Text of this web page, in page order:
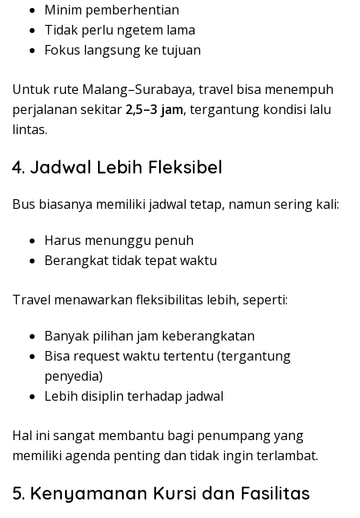
Minim pemberhentian
Tidak perlu ngetem lama
Fokus langsung ke tujuan
Untuk rute Malang–Surabaya, travel bisa menempuh
perjalanan sekitar 2,5–3 jam, tergantung kondisi lalu
lintas.
4. Jadwal Lebih Fleksibel
Bus biasanya memiliki jadwal tetap, namun sering kali:
Harus menunggu penuh
Berangkat tidak tepat waktu
Travel menawarkan fleksibilitas lebih, seperti:
Banyak pilihan jam keberangkatan
Bisa request waktu tertentu (tergantung
penyedia)
Lebih disiplin terhadap jadwal
Hal ini sangat membantu bagi penumpang yang
memiliki agenda penting dan tidak ingin terlambat.
5. Kenyamanan Kursi dan Fasilitas